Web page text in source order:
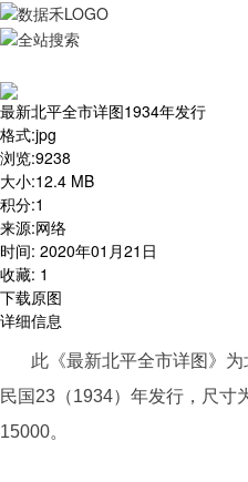
最新北平全市详图1934年发行
格式:jpg
浏览:9238
大小:12.4 MB
积分:1
来源:网络
时间: 2020年01月21日
收藏: 1
下载原图
详细信息
此《最新北平全市详图》
民国23（1934）年发行，尺寸
15000。